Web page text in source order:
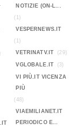
NOTIZIE (ON-L...
(1)
VESPERNEWS.IT
(1)
VETRINATV.IT
(29)
VGLOBALE.IT (3)
VI PIÙ.IT VICENZA
PIÙ
(48)
VIAEMILIANET.IT
PERIODICO E...